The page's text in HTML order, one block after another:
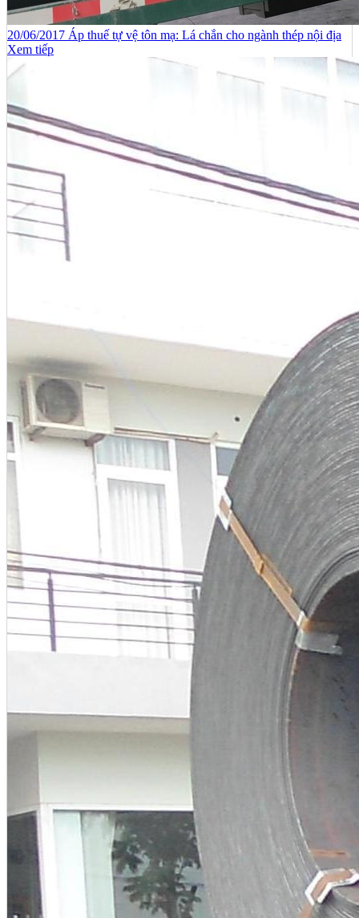
20/06/2017 Áp thuế tự vệ tôn mạ: Lá chắn cho ngành thép nội địa
Xem tiếp